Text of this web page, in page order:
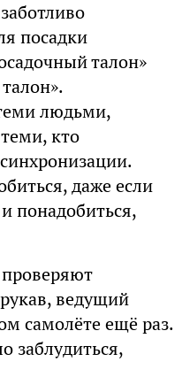
посадки
талон»
людьми,
кто
даже если
понадобиться,
ведущий
самолёте ещё раз.
заблудиться,